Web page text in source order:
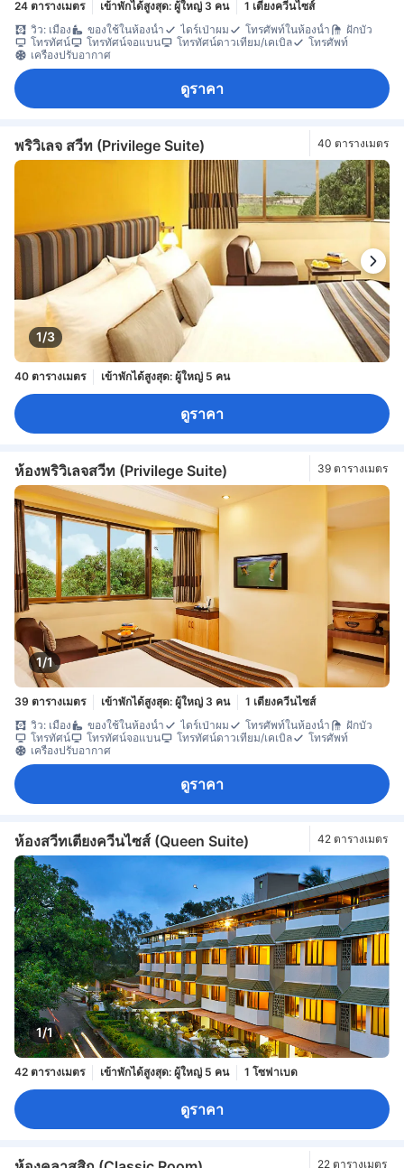
24 ตารางเมตร เข้าพักได้สูงสุด: ผู้ใหญ่ 3 คน
1 เตียงควีนไซส์
วิว: เมือง
ของใช้ในห้องน้ำ ไดร์เป่าผม โทรศัพท์ในห้องน้ำ
ฝักบัว
โทรทัศน์
โทรทัศน์จอแบน โทรทัศน์ดาวเทียม/เคเบิล
โทรศัพท์
เครื่องปรับอากาศ
ดูราคา
พริวิเลจ สวีท (Privilege Suite) 40 ตารางเมตร
1/3
40 ตารางเมตร เข้าพักได้สูงสุด: ผู้ใหญ่ 5 คน
ดูราคา
ห้องพริวิเลจสวีท (Privilege Suite) 39 ตารางเมตร
1/1
39 ตารางเมตร เข้าพักได้สูงสุด: ผู้ใหญ่ 3 คน
1 เตียงควีนไซส์
วิว: เมือง
ของใช้ในห้องน้ำ ไดร์เป่าผม โทรศัพท์ในห้องน้ำ
ฝักบัว
โทรทัศน์
โทรทัศน์จอแบน โทรทัศน์ดาวเทียม/เคเบิล
โทรศัพท์
เครื่องปรับอากาศ
ดูราคา
ห้องสวีทเตียงควีนไซส์ (Queen Suite) 42 ตารางเมตร
1/1
42 ตารางเมตร เข้าพักได้สูงสุด: ผู้ใหญ่ 5 คน 1 โซฟาเบด
ดูราคา
22 ตารางเมตร